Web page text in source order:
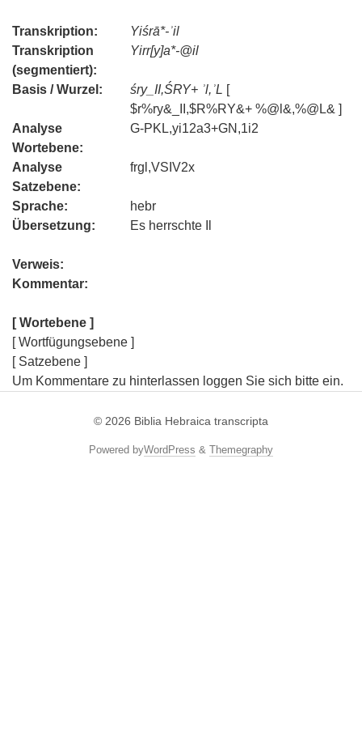
Transkription:
Yiśrā*-ʾil
Transkription
(segmentiert):
Yirr[y]a*-@il
Basis / Wurzel: śry_II,ŚRY+ ʾl,ʾL [
$r%ry&_II,$R%RY&+ %@l&,%@L& ]
Analyse
Wortebene:
G-PKL,yi12a3+GN,1i2
Analyse
Satzebene:
frgl,VSIV2x
Sprache:
hebr
Übersetzung:
Es herrschte Il
Verweis:
Kommentar:
[ Wortebene ]
[ Wortfügungsebene ]
[ Satzebene ]
Um Kommentare zu hinterlassen loggen Sie sich bitte ein.
© 2026 Biblia Hebraica transcripta
Powered byWordPress & Themegraphy